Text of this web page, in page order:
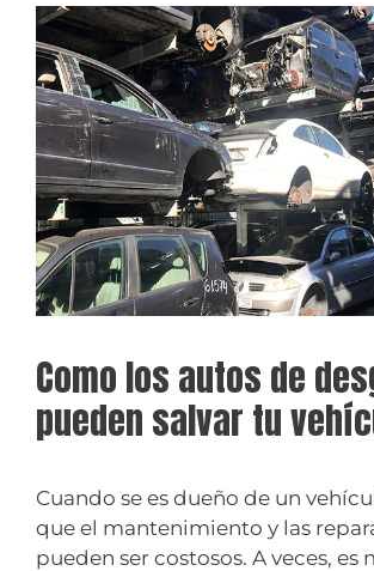
Como los autos de
pueden salvar tu
Cuando se es dueño de un
que el mantenimiento y las
pueden ser costosos. A veces, es